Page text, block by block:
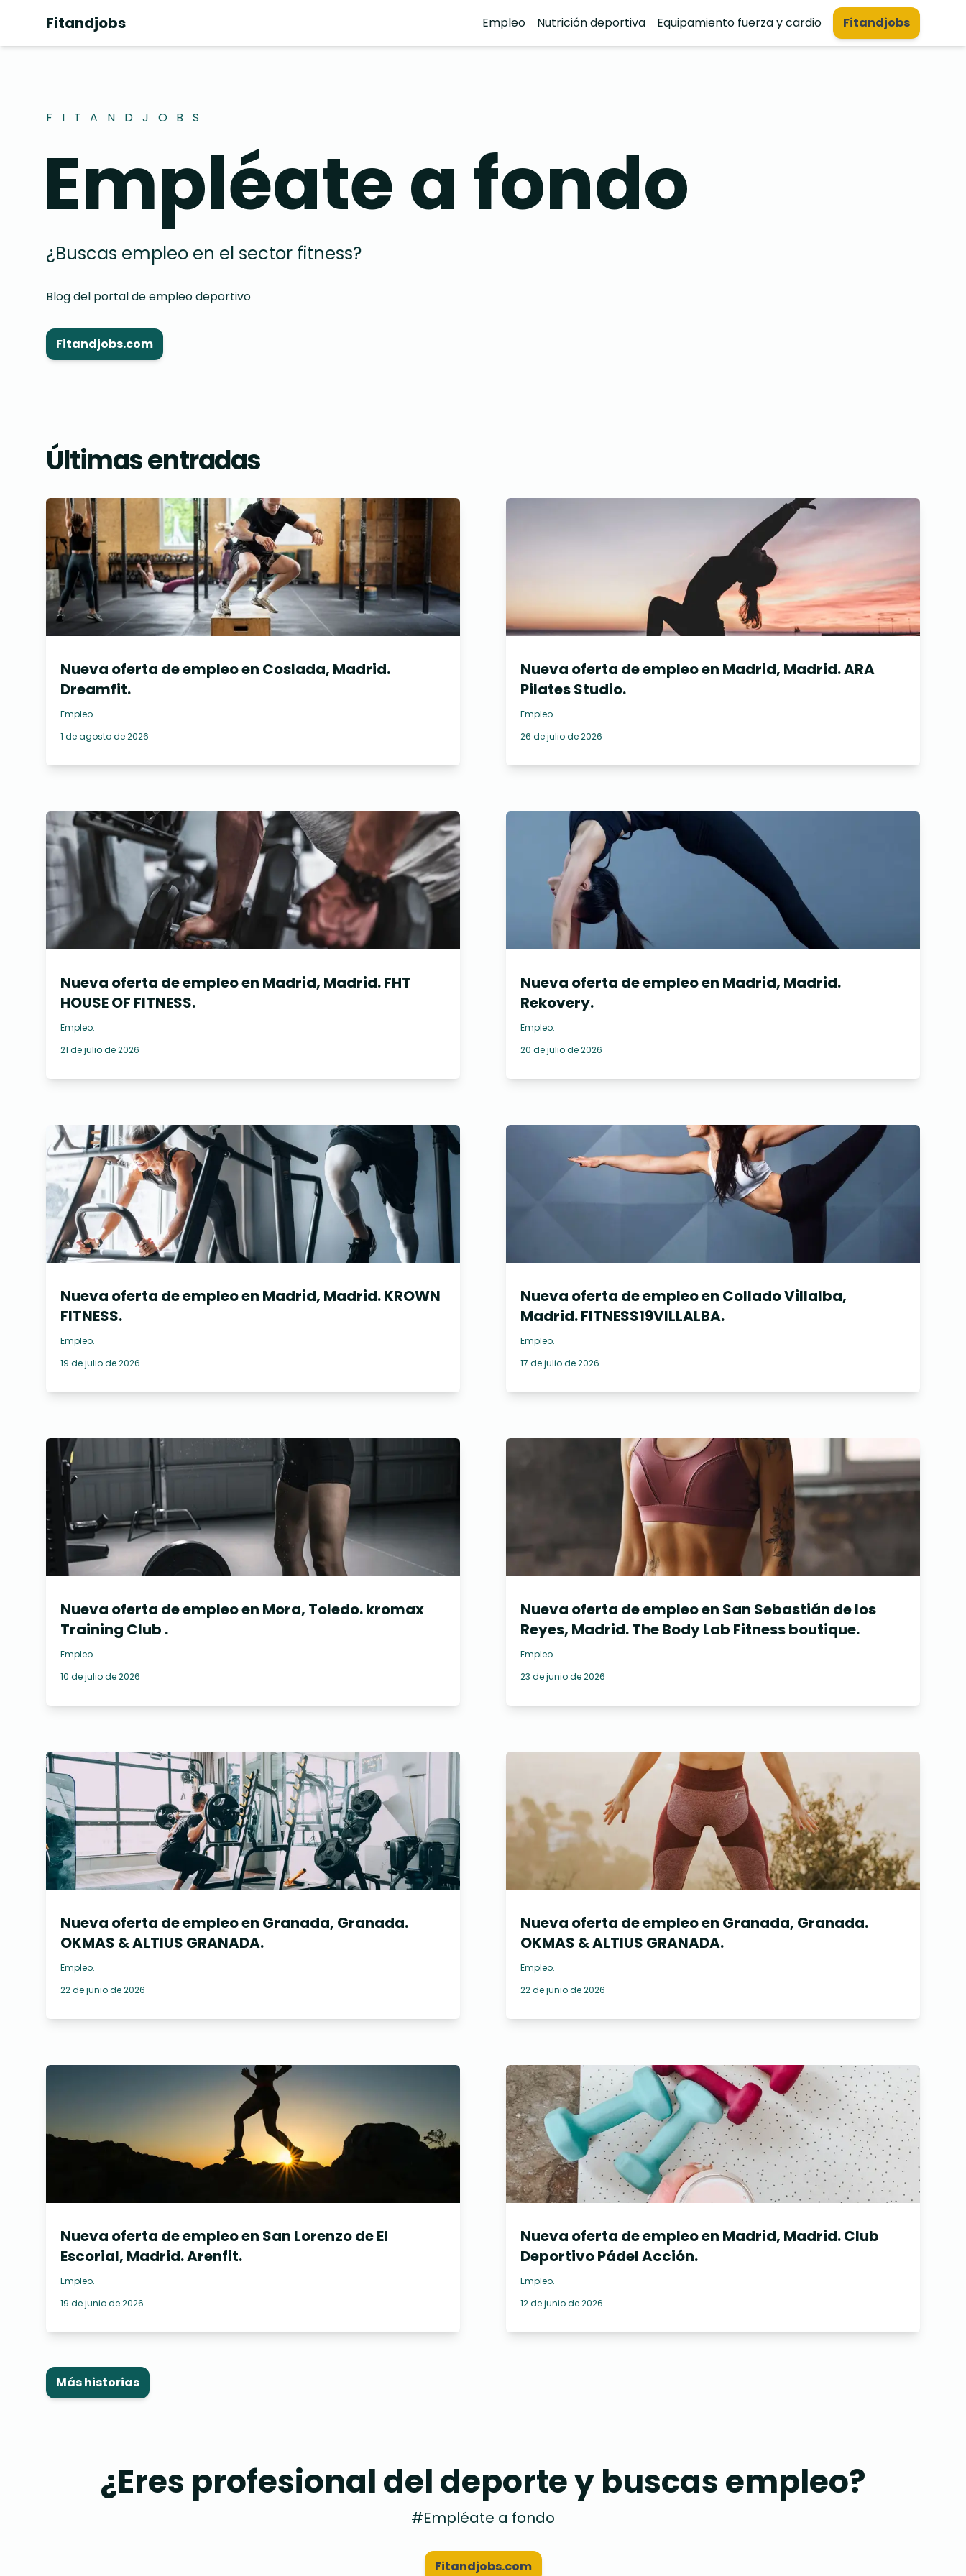
Fitandjobs Empleo Nutrición deportiva Equipamiento fuerza y cardio Fitandjobs
FITANDJOBS
Empléate a fondo
¿Buscas empleo en el sector fitness?
Blog del portal de empleo deportivo
Fitandjobs.com
Últimas entradas
Nueva oferta de empleo en Coslada, Madrid.
Dreamfit.
Empleo.
1 de agosto de 2026
Nueva oferta de empleo en Madrid, Madrid. ARA
Pilates Studio.
Empleo.
26 de julio de 2026
Nueva oferta de empleo en Madrid, Madrid. FHT
HOUSE OF FITNESS.
Empleo.
21 de julio de 2026
Nueva oferta de empleo en Madrid, Madrid.
Rekovery.
Empleo.
20 de julio de 2026
Nueva oferta de empleo en Madrid, Madrid. KROWN
FITNESS.
Empleo.
19 de julio de 2026
Nueva oferta de empleo en Collado Villalba,
Madrid. FITNESS19VILLALBA.
Empleo.
17 de julio de 2026
Nueva oferta de empleo en Mora, Toledo. kromax
Training Club .
Empleo.
10 de julio de 2026
Nueva oferta de empleo en San Sebastián de los
Reyes, Madrid. The Body Lab Fitness boutique.
Empleo.
23 de junio de 2026
Nueva oferta de empleo en Granada, Granada.
OKMAS & ALTIUS GRANADA.
Empleo.
22 de junio de 2026
Nueva oferta de empleo en Granada, Granada.
OKMAS & ALTIUS GRANADA.
Empleo.
22 de junio de 2026
Nueva oferta de empleo en San Lorenzo de El
Escorial, Madrid. Arenfit.
Empleo.
19 de junio de 2026
Nueva oferta de empleo en Madrid, Madrid. Club
Deportivo Pádel Acción.
Empleo.
12 de junio de 2026
Más historias
¿Eres profesional del deporte y buscas empleo?
#Empléate a fondo
Fitandjobs.com